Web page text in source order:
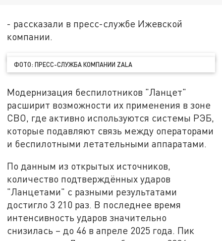
- рассказали в пресс-службе Ижевской
компании.
ФОТО: ПРЕСС-СЛУЖБА КОМПАНИИ ZALA
Модернизация беспилотников "Ланцет"
расширит возможности их применения в зоне
СВО, где активно используются системы РЭБ,
которые подавляют связь между операторами
и беспилотными летательными аппаратами.
По данным из открытых источников,
количество подтверждённых ударов
"Ланцетами" с разными результатами
достигло 3 210 раз. В последнее время
интенсивность ударов значительно
снизилась – до 46 в апреле 2025 года. Пик